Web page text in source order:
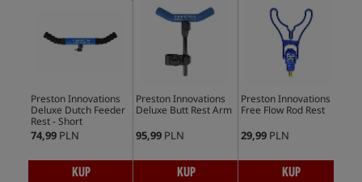
Preston Innovations
Deluxe Dutch Feeder
Rest - Short
74,99 PLN
KUP
Preston Innovations
Deluxe Butt Rest Arm
95,99 PLN
KUP
Preston Innovations
Free Flow Rod Rest
29,99 PLN
KUP